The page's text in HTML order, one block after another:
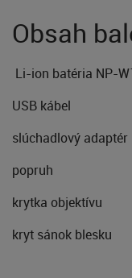
Obsah
Li-ion batéria NP-
USB kábel
slúchadlový adaptér
popruh
krytka objektívu
kryt sánok blesku